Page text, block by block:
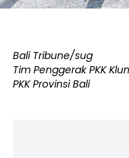
Bali Tribune/sug
Tim Penggerak PKK
PKK Provinsi Bali